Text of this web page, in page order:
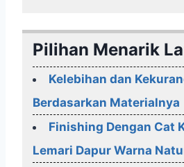
Pilihan Menarik
Kelebihan dan
Berdasarkan Materialnya
Finishing Dengan Cat
Lemari Dapur Warna